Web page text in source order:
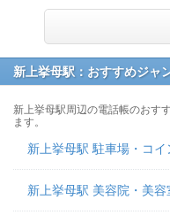
新上挙母駅：おすすめジャ
新上挙母駅周辺の電話帳のおす
ます。
新上挙母駅 駐車場・コ
新上挙母駅 美容院・美容